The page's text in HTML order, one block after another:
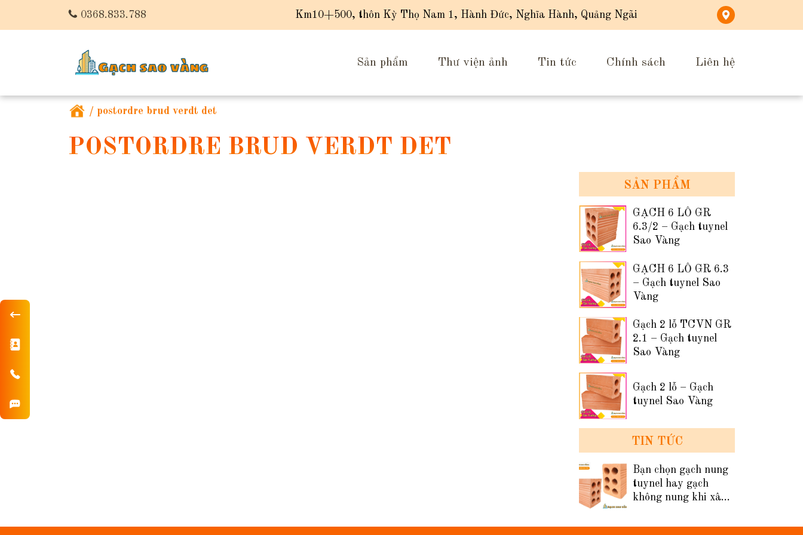
0368.833.788 Km10+500, thôn Kỳ Thọ Nam 1, Hành Đức, Nghĩa Hành, Quảng Ngãi
Sản phẩm Thư viện ảnh Tin tức Chính sách Liên hệ
/ postordre brud verdt det
POSTORDRE BRUD VERDT DET
SẢN PHẨM
GẠCH 6 LỖ GR
6.3/2 – Gạch tuynel
Sao Vàng
GẠCH 6 LỖ GR 6.3
– Gạch tuynel Sao
Vàng
Gạch 2 lỗ TCVN GR
2.1 – Gạch tuynel
Sao Vàng
Gạch 2 lỗ – Gạch
tuynel Sao Vàng
TIN TỨC
Bạn chọn gạch nung
tuynel hay gạch
không nung khi xây